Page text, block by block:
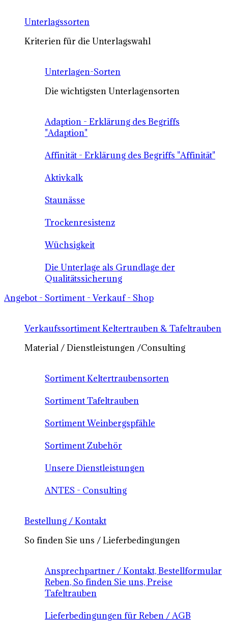
Unterlagssorten
Kriterien für die Unterlagswahl
Unterlagen-Sorten
Die wichtigsten Unterlagensorten
Adaption - Erklärung des Begriffs
"Adaption"
Affinität - Erklärung des Begriffs "Affinität"
Aktivkalk
Staunässe
Trockenresistenz
Wüchsigkeit
Die Unterlage als Grundlage der
Qualitätssicherung
Angebot - Sortiment - Verkauf - Shop
Verkaufssortiment Keltertrauben & Tafeltrauben
Material / Dienstleistungen /Consulting
Sortiment Keltertraubensorten
Sortiment Tafeltrauben
Sortiment Weinbergspfähle
Sortiment Zubehör
Unsere Dienstleistungen
ANTES - Consulting
Bestellung / Kontakt
So finden Sie uns / Lieferbedingungen
Ansprechpartner / Kontakt, Bestellformular
Reben, So finden Sie uns, Preise
Tafeltrauben
Lieferbedingungen für Reben / AGB